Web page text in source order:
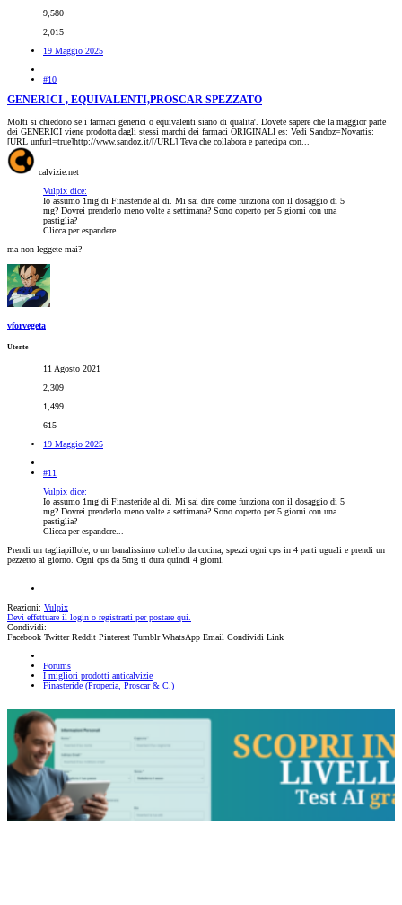
9,580
2,015
19 Maggio 2025
#10
GENERICI , EQUIVALENTI,PROSCAR SPEZZATO
Molti si chiedono se i farmaci generici o equivalenti siano di qualita'. Dovete sapere che la maggior parte
dei GENERICI viene prodotta dagli stessi marchi dei farmaci ORIGINALI es: Vedi Sandoz=Novartis:
[URL unfurl=true]http://www.sandoz.it/[/URL] Teva che collabora e partecipa con...
calvizie.net
Vulpix dice:
Io assumo 1mg di Finasteride al di. Mi sai dire come funziona con il dosaggio di 5
mg? Dovrei prenderlo meno volte a settimana? Sono coperto per 5 giorni con una
pastiglia?
Clicca per espandere...
ma non leggete mai?
vforvegeta
Utente
11 Agosto 2021
2,309
1,499
615
19 Maggio 2025
#11
Vulpix dice:
Io assumo 1mg di Finasteride al di. Mi sai dire come funziona con il dosaggio di 5
mg? Dovrei prenderlo meno volte a settimana? Sono coperto per 5 giorni con una
pastiglia?
Clicca per espandere...
Prendi un tagliapillole, o un banalissimo coltello da cucina, spezzi ogni cps in 4 parti uguali e prendi un
pezzetto al giorno. Ogni cps da 5mg ti dura quindi 4 giorni.
Reazioni: Vulpix
Devi effettuare il login o registrarti per postare qui.
Condividi:
Facebook Twitter Reddit Pinterest Tumblr WhatsApp Email Condividi Link
Forums
I migliori prodotti anticalvizie
Finasteride (Propecia, Proscar & C.)